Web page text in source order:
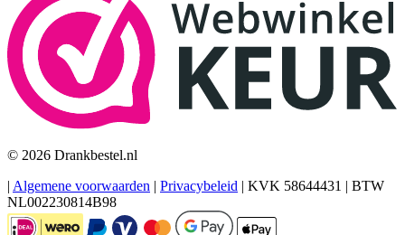
© 2026 Drankbestel.nl
| Algemene voorwaarden | Privacybeleid | KVK 58644431 | BTW
NL002230814B98